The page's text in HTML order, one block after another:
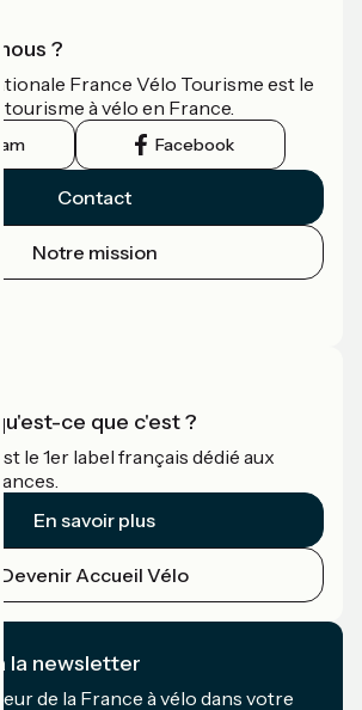
?
France Vélo Tourisme est le
tourisme à vélo en France.
Facebook
Contact
Notre mission
ce que c'est ?
le 1er label français dédié aux
En savoir plus
Devenir Accueil Vélo
la newsletter
de la France à vélo dans votre